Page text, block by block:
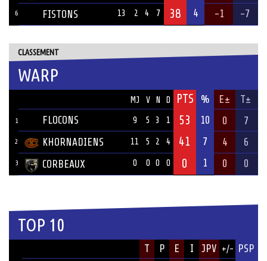
6 FISTONS 13 2 4 7 38 4 -1 -7
CLASSEMENT
WARP
MJ V N D PTS % E± T±
1 FLOCONS 9 5 3 1 53 10 0 7
2 KHORNADIENS 11 5 2 4 41 7 4 6
3 CORBEAUX 0 0 0 0 0 1 0 0
TOP 10
T P E I JPV +/- PSP